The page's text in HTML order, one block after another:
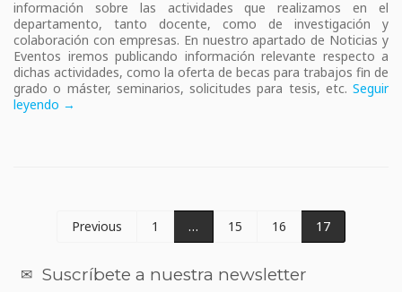
información sobre las actividades que realizamos en el
departamento, tanto docente, como de investigación y
colaboración con empresas. En nuestro apartado de Noticias y
Eventos iremos publicando información relevante respecto a
dichas actividades, como la oferta de becas para trabajos fin de
grado o máster, seminarios, solicitudes para tesis, etc. Seguir
leyendo →
Previous 1 … 15 16 17
Suscríbete a nuestra newsletter